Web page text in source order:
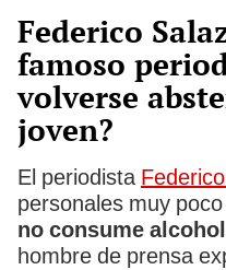
Federico
famoso
volverse
joven?
El periodista
personales muy
no consume alcohol
hombre de prensa